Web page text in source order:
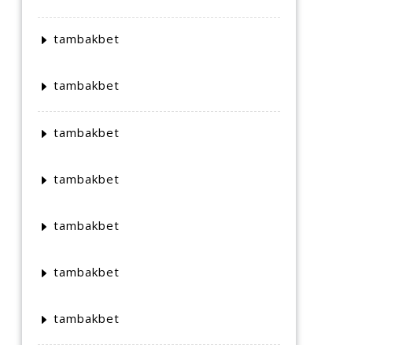
tambakbet
tambakbet
tambakbet
tambakbet
tambakbet
tambakbet
tambakbet